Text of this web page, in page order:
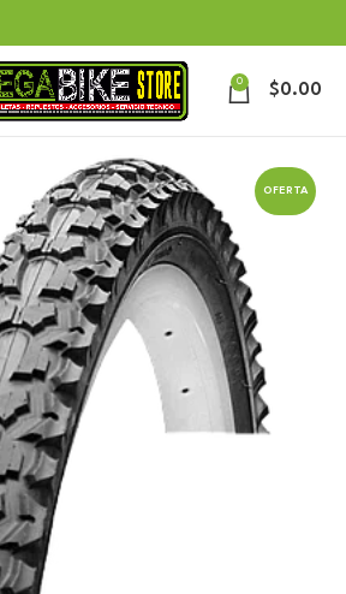
0 $0.00
OFERTA